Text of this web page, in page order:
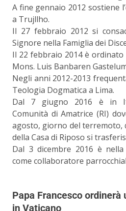
A fine gennaio 2012 sostiene
a Trujllho.
Il 27 febbraio 2012 si
Signore nella Famiglia dei
Il 22 febbraio 2014 è ordinato
Mons. Luis Banbaren
Negli anni 2012-2013
Teologia Dogmatica a Lima.
Dal 7 giugno 2016 è in
Comunità di Amatrice (RI)
agosto, giorno del terremoto,
della Casa di Riposo si
Dal 3 dicembre 2016 è
come collaboratore
Papa Francesco ordinerà
in Vaticano